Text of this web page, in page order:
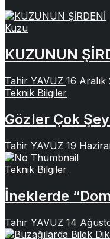
Kuzu
KUZUNUN
Tahir YAVUZ 16 Aralık
Teknik Bilgiler
Gözler Çok
Tahir YAVUZ 19
Teknik Bilgiler
İneklerde
Tahir YAVUZ 14